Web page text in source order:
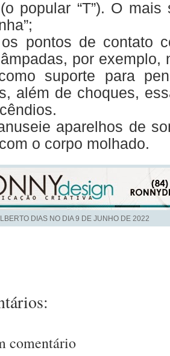
(o popular “T”). O
pontos de contato
por exemplo,
suporte para
além de choques,
aparelhos de
o corpo molhado.
DIAS NO DIA9 DE JUNHO DE 2022
comentário